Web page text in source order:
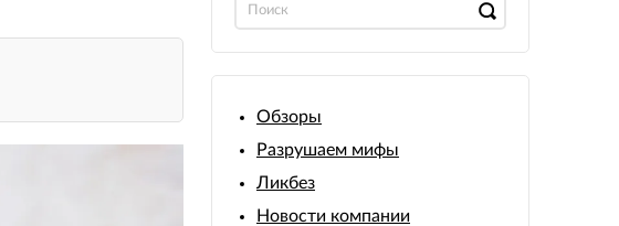
Обзоры
Разрушаем мифы
Ликбез
Новости компании